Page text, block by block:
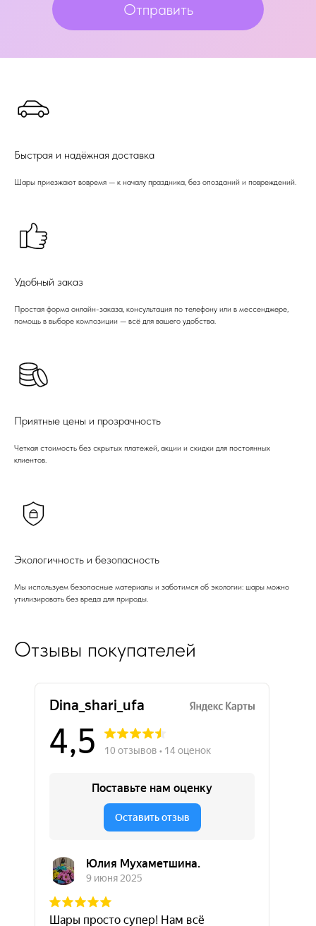
Отправить
Быстрая и надёжная доставка
Шары приезжают вовремя — к началу праздника, без опозданий и повреждений.
Удобный заказ
Простая форма онлайн-заказа, консультация по телефону или в мессенджере,
помощь в выборе композиции — всё для вашего удобства.
Приятные цены и прозрачность
Четкая стоимость без скрытых платежей, акции и скидки для постоянных
клиентов.
Экологичность и безопасность
Мы используем безопасные материалы и заботимся об экологии: шары можно
утилизировать без вреда для природы.
Отзывы покупателей